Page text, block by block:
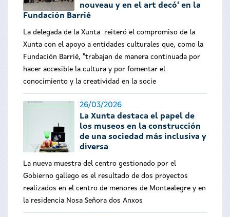
nouveau y en el art decó' en la
Fundación Barrié
La delegada de la Xunta reiteró el compromiso de la
Xunta con el apoyo a entidades culturales que, como la
Fundación Barrié, "trabajan de manera continuada por
hacer accesible la cultura y por fomentar el
conocimiento y la creatividad en la socie
26/03/2026
La Xunta destaca el papel de
los museos en la construcción
de una sociedad más inclusiva y
diversa
La nueva muestra del centro gestionado por el
Gobierno gallego es el resultado de dos proyectos
realizados en el centro de menores de Montealegre y en
la residencia Nosa Señora dos Anxos